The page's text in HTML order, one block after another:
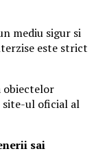
mediu sigur si
este strict
obiectelor
site-ul oficial al
sai